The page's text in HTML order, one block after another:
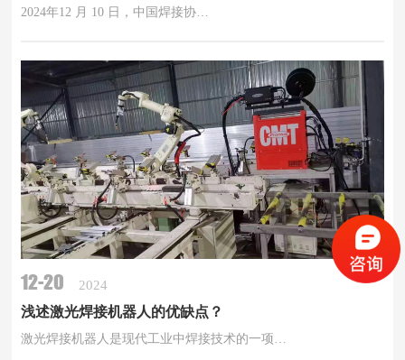
2024年12 月 10 日，中国焊接协…
12-20 2024
浅述激光焊接机器人的优缺点？
激光焊接机器人是现代工业中焊接技术的一项…